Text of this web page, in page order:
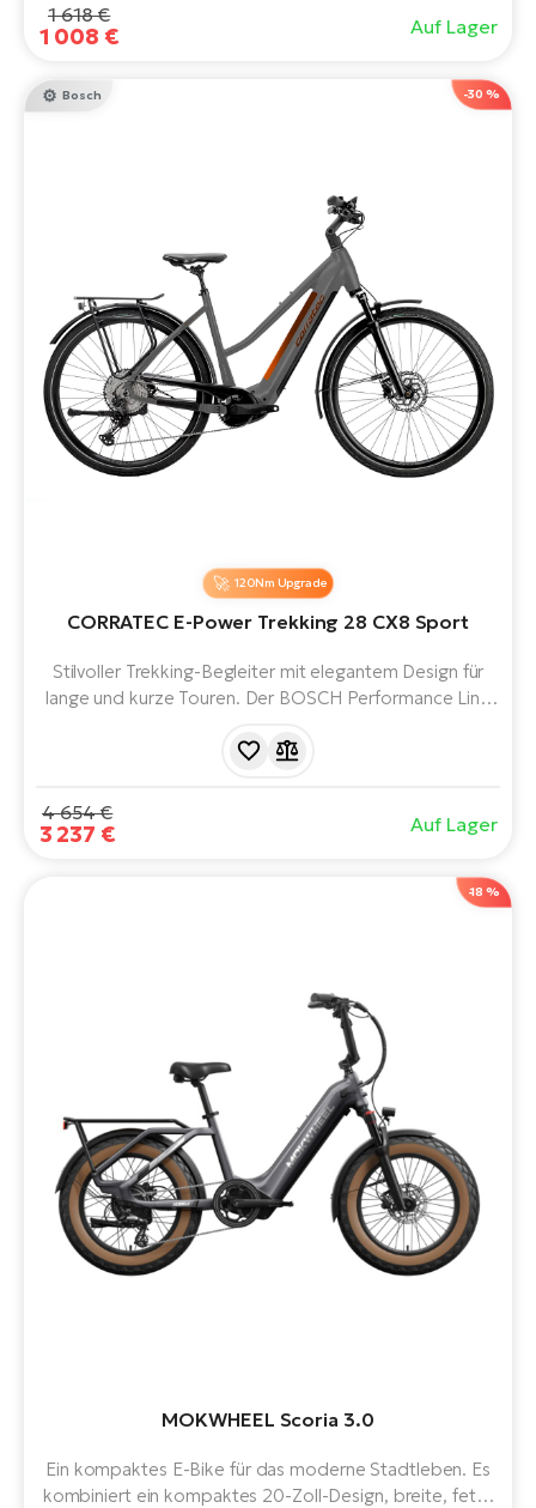
1 618 €
1 008 € Auf Lager
-30 %
Bosch
120Nm Upgrade
CORRATEC E-Power Trekking 28 CX8 Sport
Stilvoller Trekking-Begleiter mit elegantem Design für
lange und kurze Touren. Der BOSCH Performance Line
Wh-Akku, die Federgabel, die 28-Zoll-Laufräder und die
4 654 €
3 237 € Auf Lager
-18 %
MOKWHEEL Scoria 3.0
Ein kompaktes E-Bike für das moderne Stadtleben. Es
kombiniert ein kompaktes 20-Zoll-Design, breite, fette